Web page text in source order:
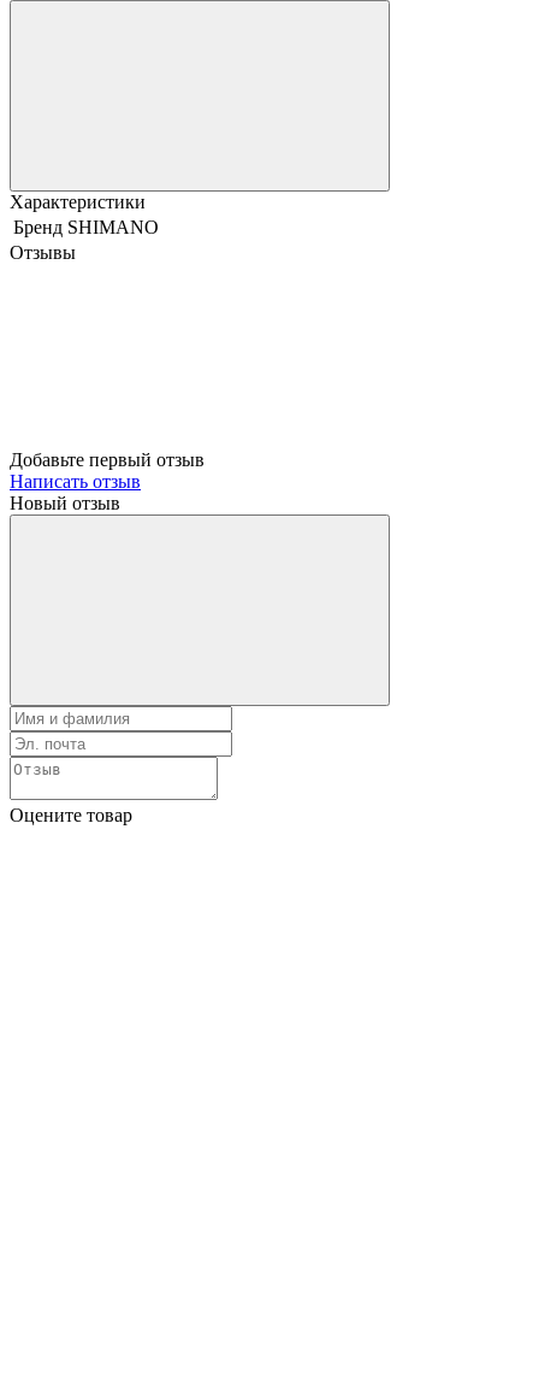
Характеристики
Бренд SHIMANO
Отзывы
Добавьте первый отзыв
Написать отзыв
Новый отзыв
Оцените товар